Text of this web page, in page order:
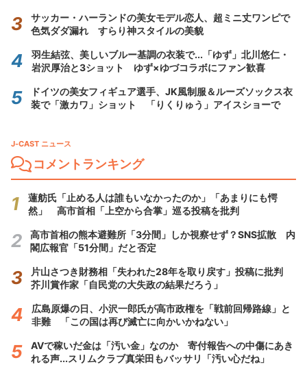
サッカー・ハーランドの美女モデル恋人、超ミニ丈ワンピで
色気ダダ漏れ すらり神スタイルの美貌
羽生結弦、美しいブルー基調の衣装で...「ゆず」北川悠仁・
岩沢厚治と3ショット ゆず×ゆづコラボにファン歓喜
ドイツの美女フィギュア選手、JK風制服＆ルーズソックス衣
装で「激カワ」ショット 「りくりゅう」アイスショーで
J-CAST ニュース
コメントランキング
蓮舫氏「止める人は誰もいなかったのか」「あまりにも愕
然」 高市首相「上空から合掌」巡る投稿を批判
高市首相の熊本避難所「3分間」しか視察せず？SNS拡散 内
閣広報官「51分間」だと否定
片山さつき財務相「失われた28年を取り戻す」投稿に批判
芥川賞作家「自民党の大失政の結果だろう」
広島原爆の日、小沢一郎氏が高市政権を「戦前回帰路線」と
非難 「この国は再び滅亡に向かいかねない」
AVで稼いだ金は「汚い金」なのか 寄付報告への中傷にあき
れる声...スリムクラブ真栄田もバッサリ「汚い心だね」